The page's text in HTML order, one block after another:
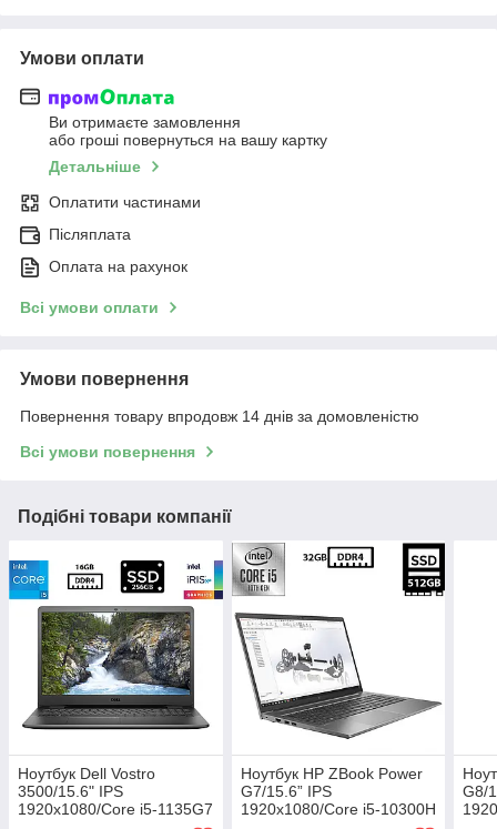
Умови оплати
Ви отримаєте замовлення
або гроші повернуться на вашу картку
Детальніше
Оплатити частинами
Післяплата
Оплата на рахунок
Всі умови оплати
Умови повернення
Повернення товару впродовж 14 днів за домовленістю
Всі умови повернення
Подібні товари компанії
Ноутбук Dell Vostro
3500/15.6" IPS
1920x1080/Core i5-1135G7
Ноутбук HP ZBook Power
G7/15.6” IPS
1920x1080/Core i5-10300H
G8/